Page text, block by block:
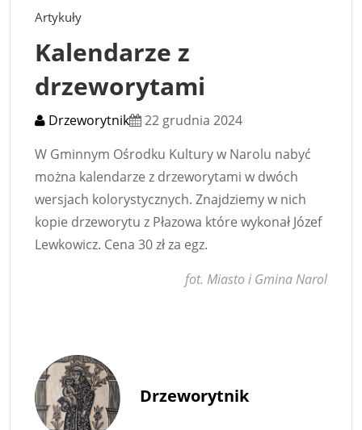
Artykuły
Kalendarze z
drzeworytami
Drzeworytnik
22 grudnia 2024
W Gminnym Ośrodku Kultury w Narolu nabyć
można kalendarze z drzeworytami w dwóch
wersjach kolorystycznych. Znajdziemy w nich
kopie drzeworytu z Płazowa które wykonał Józef
Lewkowicz. Cena 30 zł za egz.
fot. Miasto i Gmina Narol
Drzeworytnik